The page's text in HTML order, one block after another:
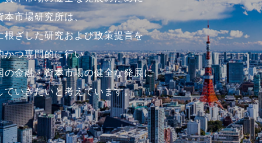
本市場研究所は、
根ざした研究および政策提言を
かつ専門的に行い
の金融・資本市場の健全な発展に
ていきたいと考えています。